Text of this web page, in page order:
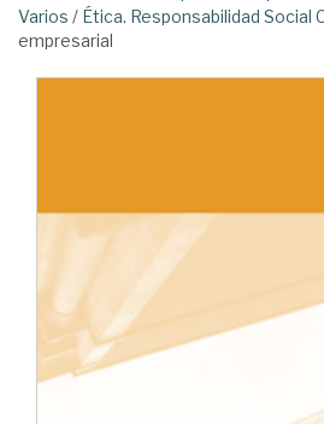
Varios / Ética. Responsabilidad Social
empresarial